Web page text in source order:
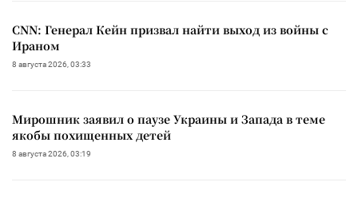
CNN: Генерал Кейн призвал найти выход из войны с
Ираном
8 августа 2026, 03:33
Мирошник заявил о паузе Украины и Запада в теме
якобы похищенных детей
8 августа 2026, 03:19